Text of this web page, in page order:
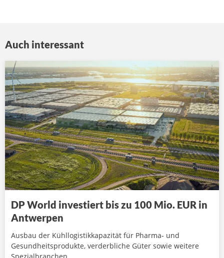
Auch interessant
DP World investiert bis zu 100 Mio. EUR in
Antwerpen
Ausbau der Kühllogistikkapazität für Pharma- und
Gesundheitsprodukte, verderbliche Güter sowie weitere